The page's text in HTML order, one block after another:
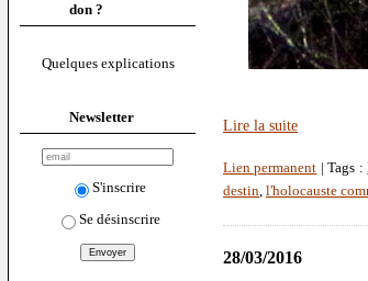
don ?
Quelques explications
Newsletter
S'inscrire
Se désinscrire
Lire la suite
Lien permanent | Tags :
destin, l'holocauste
28/03/2016